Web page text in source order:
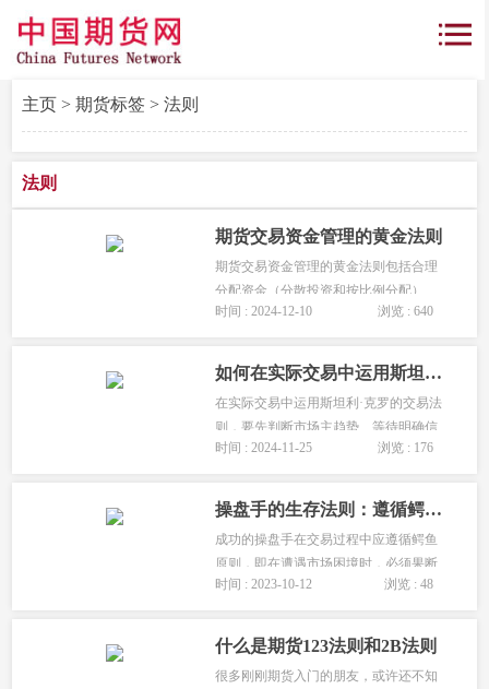
主页> 期货标签> 法则
法则
期货交易资金管理的黄金法则
期货交易资金管理的黄金法则包括合理
分配资金（分散投资和按比例分配）、
严格控制风险（设置止损位和控制仓位
金和避免资金长期锁定）、定期评估和
调整（评估交易绩效、调整资金分配...
时间 : 2024-12-10 浏览 : 640
如何在实际交易中运用斯坦利克罗的交易法则？
在实际交易中运用斯坦利·克罗的交易法
则，要先判断市场主趋势、等待明确信
号入场，合理进行仓位管理，严格设置
好获利管理让利润奔跑并适时移动止
损。...
时间 : 2024-11-25 浏览 : 176
操盘手的生存法则：遵循鳄鱼原则，保住本金
成功的操盘手在交易过程中应遵循鳄鱼
原则，即在遭遇市场困境时，必须果断
止损以保住本金。止损是保障交易生存
未来交易创造更多机会。保护本金是操
盘手的首要任务，这也是投资法则中...
时间 : 2023-10-12 浏览 : 48
什么是期货123法则和2B法则
很多刚刚期货入门的朋友，或许还不知